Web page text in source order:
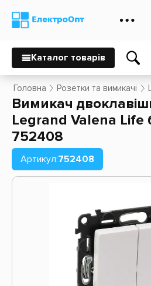
Каталог товарів
Головна Розетки та вимикачі
Вимикач
Legrand Valena Life
752408
Артикул:752408